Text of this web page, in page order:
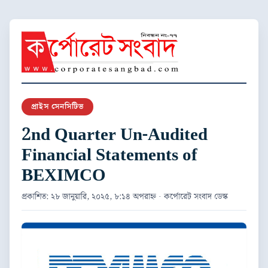
প্রাইস সেনসিটিভ
2nd Quarter Un-Audited
Financial Statements of
BEXIMCO
প্রকাশিত: ২৮ জানুয়ারি, ২০২৫, ৮:১৪ অপরাহ্ন · কর্পোরেট সংবাদ ডেস্ক